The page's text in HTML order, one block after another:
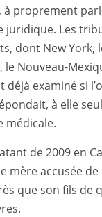
à proprement
juridique. Les
dont New York,
le Nouveau-
déjà examiné si
à elle
médicale.
de 2009 en
mère accusée
que son fils de